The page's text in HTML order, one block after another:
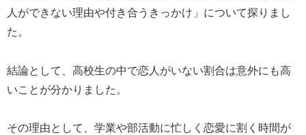
人ができない理由や付き合うきっかけ」について探りまし
た。
結論として、高校生の中で恋人がいない割合は意外にも高
いことが分かりました。
その理由として、学業や部活動に忙しく恋愛に割く時間が